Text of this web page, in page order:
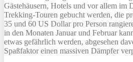
Gästehäusern, Hotels und vor allem im
Trekking-Touren gebucht werden, die
35 und 60 US Dollar pro Person
in den Monaten Januar und Februar
etwas gefährlich werden, abgesehen
Spaßfaktor einen massiven Dämpfer